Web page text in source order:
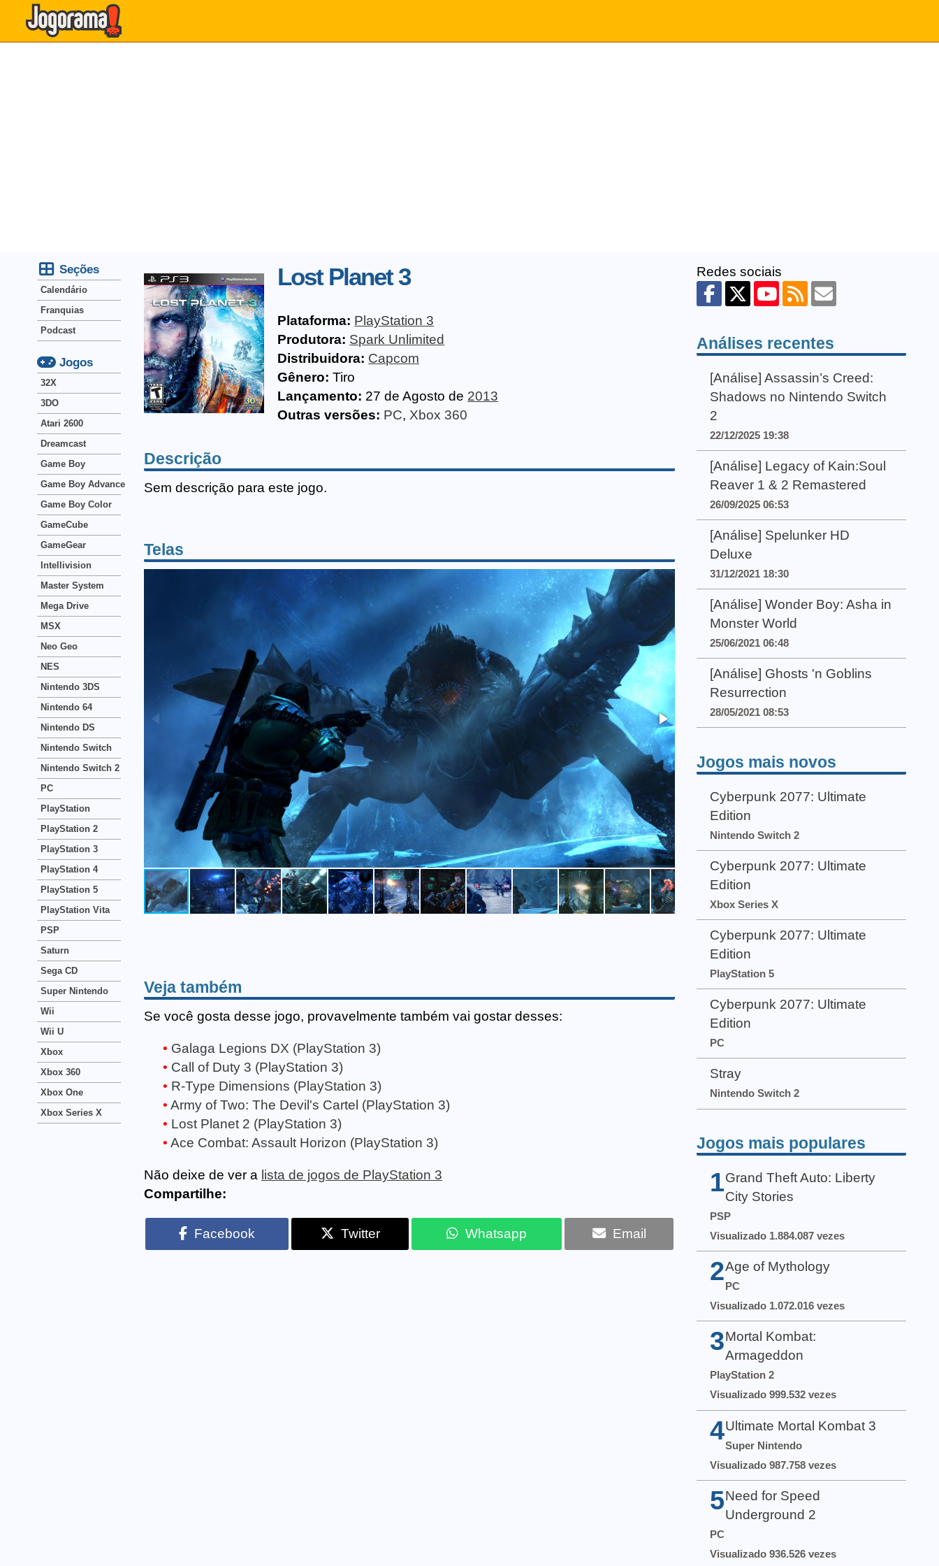
Lost Planet 3
Plataforma: PlayStation 3
Produtora: Spark Unlimited
Distribuidora: Capcom
Gênero: Tiro
Lançamento: 27 de Agosto de 2013
Outras versões: PC, Xbox 360
Descrição
Sem descrição para este jogo.
Telas
Veja também
Se você gosta desse jogo, provavelmente também vai gostar desses:
Galaga Legions DX (PlayStation 3)
Call of Duty 3 (PlayStation 3)
R-Type Dimensions (PlayStation 3)
Army of Two: The Devil's Cartel (PlayStation 3)
Lost Planet 2 (PlayStation 3)
Ace Combat: Assault Horizon (PlayStation 3)
Não deixe de ver a lista de jogos de PlayStation 3
Compartilhe:
Facebook Twitter Whatsapp Email
Seções
Calendário
Franquias
Podcast
Jogos
32X
3DO
Atari 2600
Dreamcast
Game Boy
Game Boy Advance
Game Boy Color
GameCube
GameGear
Intellivision
Master System
Mega Drive
MSX
Neo Geo
NES
Nintendo 3DS
Nintendo 64
Nintendo DS
Nintendo Switch
Nintendo Switch 2
PC
PlayStation
PlayStation 2
PlayStation 3
PlayStation 4
PlayStation 5
PlayStation Vita
PSP
Saturn
Sega CD
Super Nintendo
Wii
Wii U
Xbox
Xbox 360
Xbox One
Xbox Series X
Redes sociais
Análises recentes
[Análise] Assassin’s Creed:
Shadows no Nintendo Switch
2
22/12/2025 19:38
[Análise] Legacy of Kain:Soul
Reaver 1 & 2 Remastered
26/09/2025 06:53
[Análise] Spelunker HD
Deluxe
31/12/2021 18:30
[Análise] Wonder Boy: Asha in
Monster World
25/06/2021 06:48
[Análise] Ghosts 'n Goblins
Resurrection
28/05/2021 08:53
Jogos mais novos
Cyberpunk 2077: Ultimate
Edition
Nintendo Switch 2
Cyberpunk 2077: Ultimate
Edition
Xbox Series X
Cyberpunk 2077: Ultimate
Edition
PlayStation 5
Cyberpunk 2077: Ultimate
Edition
PC
Stray
Nintendo Switch 2
Jogos mais populares
1 Grand Theft Auto: Liberty
City Stories
PSP
Visualizado 1.884.087 vezes
2Age of Mythology
PC
Visualizado 1.072.016 vezes
3 Mortal Kombat:
Armageddon
PlayStation 2
Visualizado 999.532 vezes
4 Ultimate Mortal Kombat 3
Super Nintendo
Visualizado 987.758 vezes
5 Need for Speed
Underground 2
PC
Visualizado 936.526 vezes